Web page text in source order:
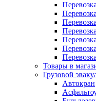
Товары в
Грузовой
Автокран